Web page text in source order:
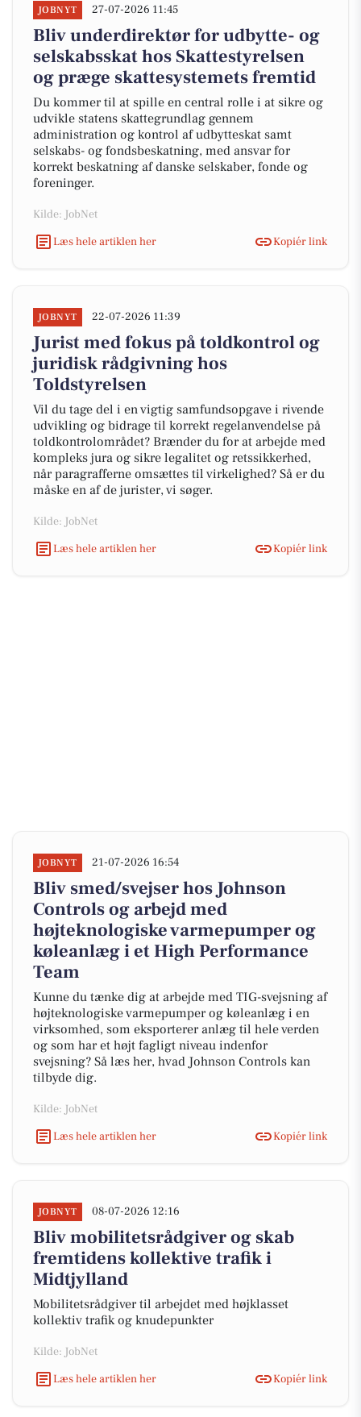
JOBNYT 27-07-2026 11:45
Bliv underdirektør for udbytte- og
selskabsskat hos Skattestyrelsen
og præge skattesystemets fremtid
Du kommer til at spille en central rolle i at sikre og
udvikle statens skattegrundlag gennem
administration og kontrol af udbytteskat samt
selskabs- og fondsbeskatning, med ansvar for
korrekt beskatning af danske selskaber, fonde og
foreninger.
Kilde: JobNet
Læs hele artiklen her
Kopiér link
JOBNYT 22-07-2026 11:39
Jurist med fokus på toldkontrol og
juridisk rådgivning hos
Toldstyrelsen
Vil du tage del i en vigtig samfundsopgave i rivende
udvikling og bidrage til korrekt regelanvendelse på
toldkontrolområdet? Brænder du for at arbejde med
kompleks jura og sikre legalitet og retssikkerhed,
når paragrafferne omsættes til virkelighed? Så er du
måske en af de jurister, vi søger.
Kilde: JobNet
Læs hele artiklen her
Kopiér link
JOBNYT 21-07-2026 16:54
Bliv smed/svejser hos Johnson
Controls og arbejd med
højteknologiske varmepumper og
køleanlæg i et High Performance
Team
Kunne du tænke dig at arbejde med TIG-svejsning af
højteknologiske varmepumper og køleanlæg i en
virksomhed, som eksporterer anlæg til hele verden
og som har et højt fagligt niveau indenfor
svejsning? Så læs her, hvad Johnson Controls kan
tilbyde dig.
Kilde: JobNet
Læs hele artiklen her
Kopiér link
JOBNYT 08-07-2026 12:16
Bliv mobilitetsrådgiver og skab
fremtidens kollektive trafik i
Midtjylland
Mobilitetsrådgiver til arbejdet med højklasset
kollektiv trafik og knudepunkter
Kilde: JobNet
Læs hele artiklen her
Kopiér link